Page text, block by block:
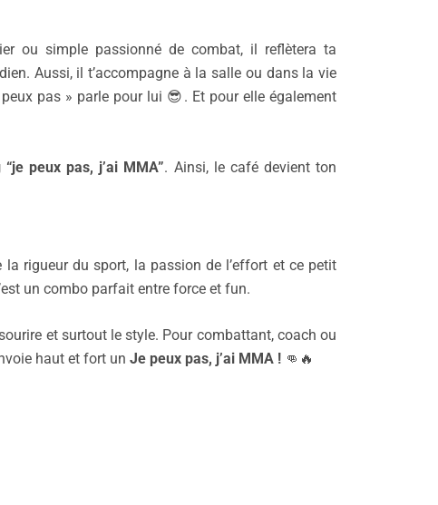
ou simple passionné de combat, il reflètera ta
Aussi, il t’accompagne à la salle ou dans la vie
pas » parle pour lui 😎. Et pour elle également
“je peux pas, j’ai MMA”. Ainsi, le café devient ton
rigueur du sport, la passion de l’effort et ce petit
un combo parfait entre force et fun.
et surtout le style. Pour combattant, coach ou
haut et fort un Je peux pas, j’ai MMA ! 👊🔥